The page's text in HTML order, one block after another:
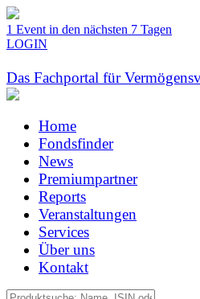
1 Event in den nächsten 7 Tagen
LOGIN
Das Fachportal für
Home
Fondsfinder
News
Premiumpartner
Reports
Veranstaltungen
Services
Über uns
Kontakt